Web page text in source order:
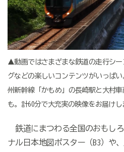
▲動画ではさまざまな鉄道の走行シ
グなどの楽しいコンテンツがいっぱ
州新幹線「かもめ」の長崎駅と大村
も。計60分で大充実の映像をお届けし
鉄道にまつわる全国のおもし
ナル日本地図ポスター（B3）や